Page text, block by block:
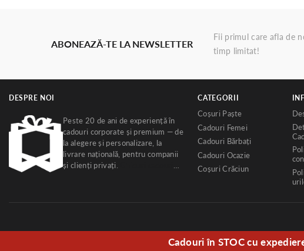
ABONEAZĂ-TE LA NEWSLETTER
Fii primul care afla de
timp limitat!
DESPRE NOI
Peste 20 de ani de experiență în
cadouri corporate și premium — de
la alegere și personalizare, la
livrare națională, pentru companii
și clienți privați.
CATEGORII
Coșuri Paște
Cadouri Femei
Cadouri Bărbați
Cadouri Ocazie
Coșuri Crăciun
Cadouri în STOC cu